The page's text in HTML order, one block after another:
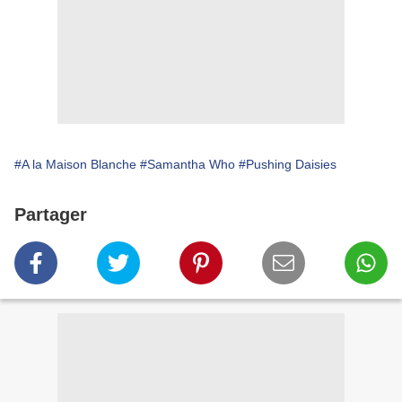
#A la Maison Blanche #Samantha Who #Pushing Daisies
Partager